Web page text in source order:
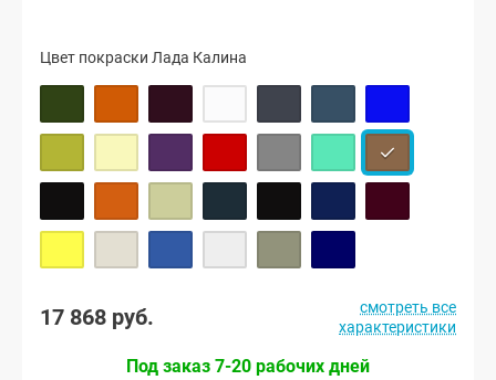
Цвет покраски Лада Калина
17 868 руб.
смотреть все
характеристики
Под заказ 7-20 рабочих дней